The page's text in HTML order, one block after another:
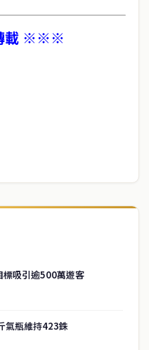
載 ※※※
標吸引逾500萬遊客
氣瓶維持423銖